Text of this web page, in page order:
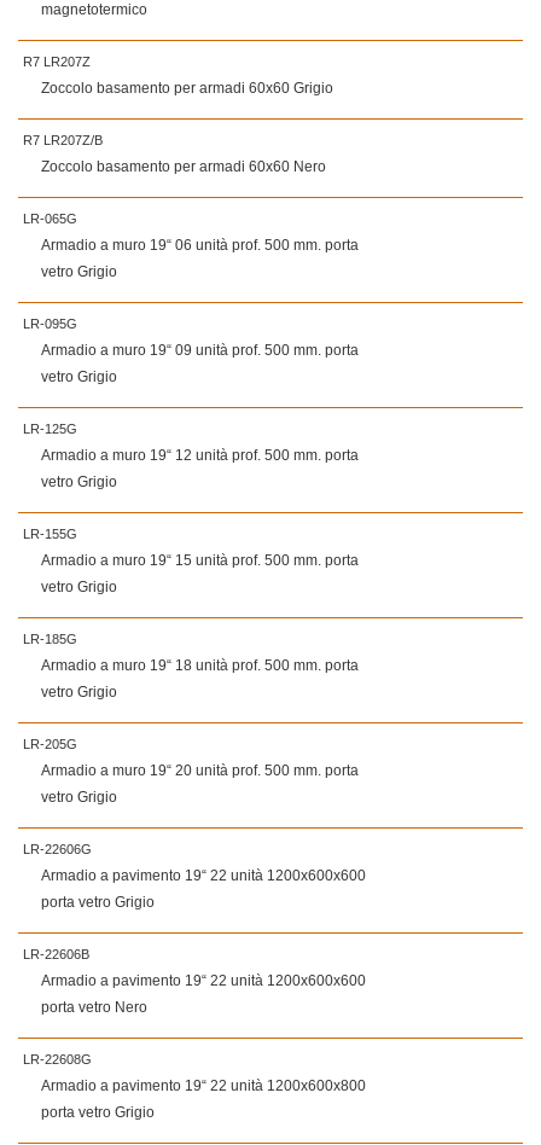
magnetotermico
R7 LR207Z
Zoccolo basamento per armadi 60x60 Grigio
R7 LR207Z/B
Zoccolo basamento per armadi 60x60 Nero
LR-065G
Armadio a muro 19“ 06 unità prof. 500 mm. porta
vetro Grigio
LR-095G
Armadio a muro 19“ 09 unità prof. 500 mm. porta
vetro Grigio
LR-125G
Armadio a muro 19“ 12 unità prof. 500 mm. porta
vetro Grigio
LR-155G
Armadio a muro 19“ 15 unità prof. 500 mm. porta
vetro Grigio
LR-185G
Armadio a muro 19“ 18 unità prof. 500 mm. porta
vetro Grigio
LR-205G
Armadio a muro 19“ 20 unità prof. 500 mm. porta
vetro Grigio
LR-22606G
Armadio a pavimento 19“ 22 unità 1200x600x600
porta vetro Grigio
LR-22606B
Armadio a pavimento 19“ 22 unità 1200x600x600
porta vetro Nero
LR-22608G
Armadio a pavimento 19“ 22 unità 1200x600x800
porta vetro Grigio